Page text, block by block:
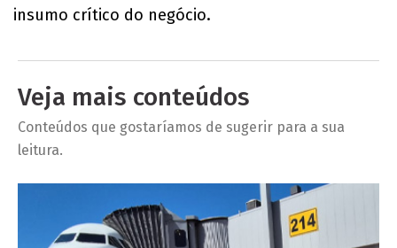
insumo crítico do negócio.
Veja mais conteúdos
Conteúdos que gostaríamos de sugerir para a sua
leitura.